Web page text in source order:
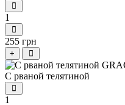
1
255 грн
+
С рваной телятиной
1